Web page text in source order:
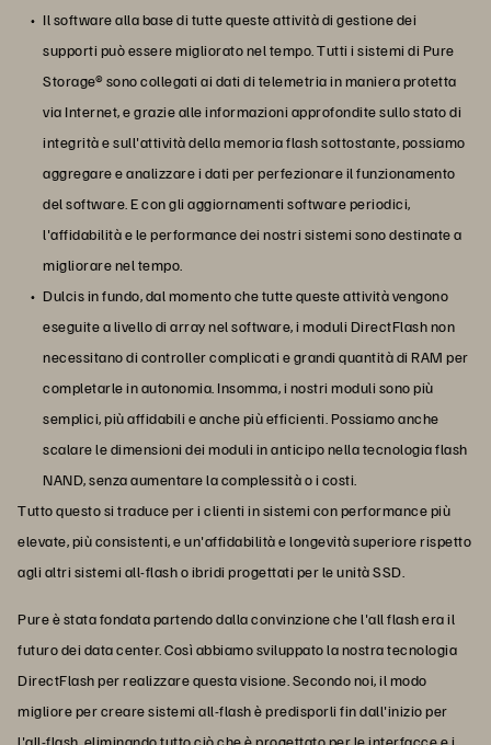
Il software alla base di tutte queste attività di gestione dei
supporti può essere migliorato nel tempo. Tutti i sistemi di Pure
Storage® sono collegati ai dati di telemetria in maniera protetta
via Internet, e grazie alle informazioni approfondite sullo stato di
integrità e sull'attività della memoria flash sottostante, possiamo
aggregare e analizzare i dati per perfezionare il funzionamento
del software. E con gli aggiornamenti software periodici,
l'affidabilità e le performance dei nostri sistemi sono destinate a
migliorare nel tempo.
Dulcis in fundo, dal momento che tutte queste attività vengono
eseguite a livello di array nel software, i moduli DirectFlash non
necessitano di controller complicati e grandi quantità di RAM per
completarle in autonomia. Insomma, i nostri moduli sono più
semplici, più affidabili e anche più efficienti. Possiamo anche
scalare le dimensioni dei moduli in anticipo nella tecnologia flash
NAND, senza aumentare la complessità o i costi.
Tutto questo si traduce per i clienti in sistemi con performance più
elevate, più consistenti, e un'affidabilità e longevità superiore rispetto
agli altri sistemi all-flash o ibridi progettati per le unità SSD.
Pure è stata fondata partendo dalla convinzione che l'all flash era il
futuro dei data center. Così abbiamo sviluppato la nostra tecnologia
DirectFlash per realizzare questa visione. Secondo noi, il modo
migliore per creare sistemi all-flash è predisporli fin dall'inizio per